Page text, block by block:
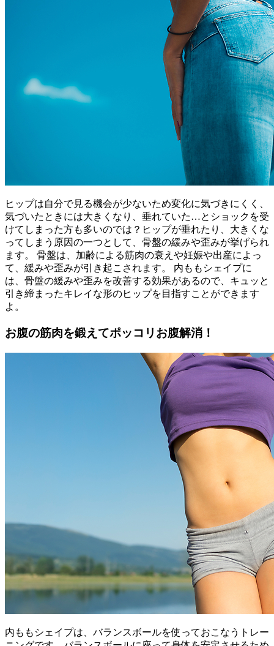
ヒップは自分で見る機会が少ないため変化に気づきにくく、
気づいたときには大きくなり、垂れていた…とショックを受
けてしまった方も多いのでは？ヒップが垂れたり、大きくな
ってしまう原因の一つとして、骨盤の緩みや歪みが挙げられ
ます。 骨盤は、加齢による筋肉の衰えや妊娠や出産によっ
て、緩みや歪みが引き起こされます。 内ももシェイプに
は、骨盤の緩みや歪みを改善する効果があるので、キュッと
引き締まったキレイな形のヒップを目指すことができます
よ。
お腹の筋肉を鍛えてポッコリお腹解消！
内ももシェイプは、バランスボールを使っておこなうトレー